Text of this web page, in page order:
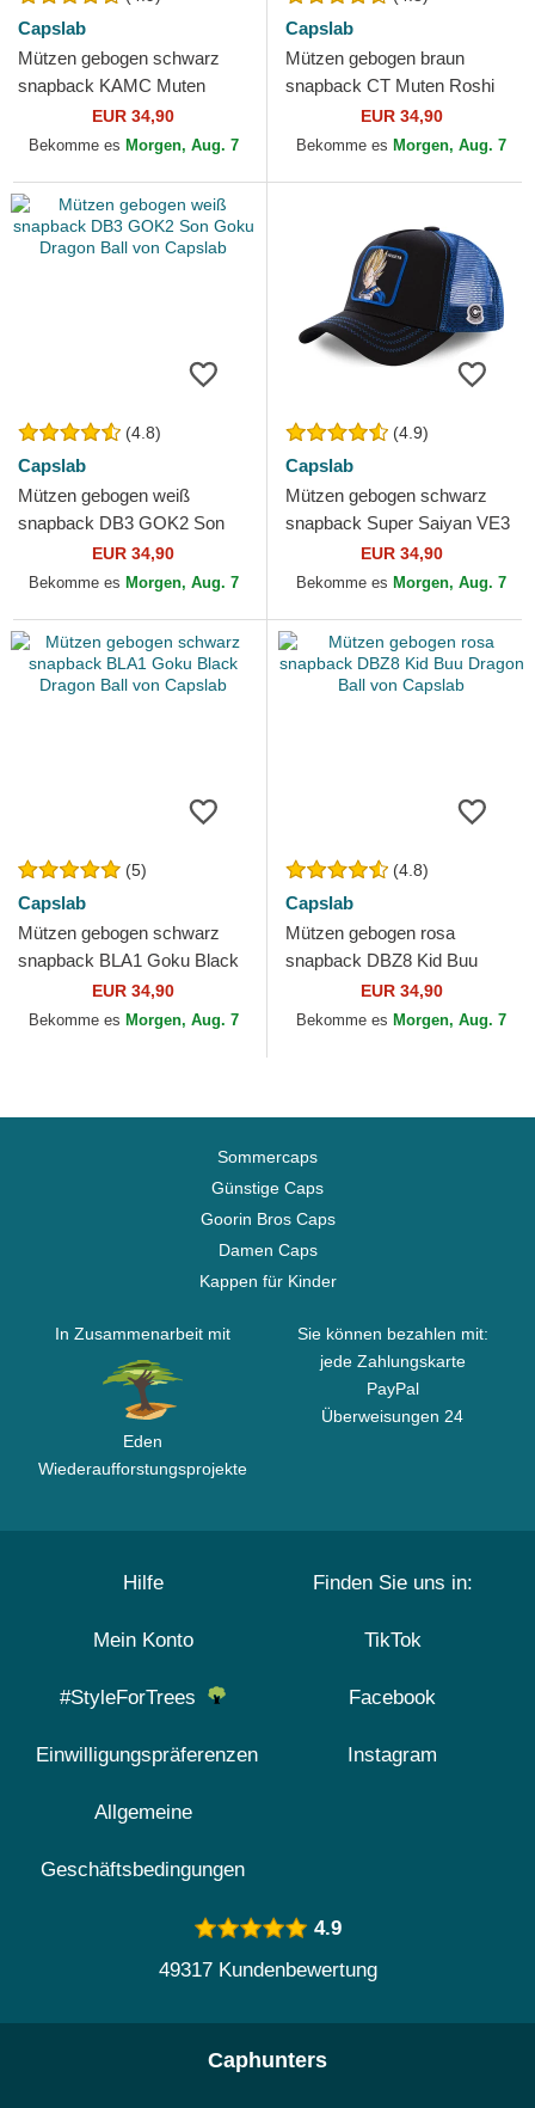
Capslab
Mützen gebogen schwarz
snapback KAMC Muten
Roshi Dragon Ball von
Capslab
EUR 34,90
Bekomme es Morgen, Aug. 7
Capslab
Mützen gebogen braun
snapback CT Muten Roshi
Dragon Ball von Capslab
EUR 34,90
Bekomme es Morgen, Aug. 7
(4.8)
Capslab
Mützen gebogen weiß
snapback DB3 GOK2 Son
Goku Dragon Ball von
Capslab
EUR 34,90
Bekomme es Morgen, Aug. 7
(4.9)
Capslab
Mützen gebogen schwarz
snapback Super Saiyan VE3
Vegeta Dragon Ball von
Capslab
EUR 34,90
Bekomme es Morgen, Aug. 7
(5)
Capslab
Mützen gebogen schwarz
snapback BLA1 Goku Black
Dragon Ball von Capslab
EUR 34,90
Bekomme es Morgen, Aug. 7
(4.8)
Capslab
Mützen gebogen rosa
snapback DBZ8 Kid Buu
Dragon Ball von Capslab
EUR 34,90
Bekomme es Morgen, Aug. 7
Sommercaps
Günstige Caps
Goorin Bros Caps
Damen Caps
Kappen für Kinder
In Zusammenarbeit mit
Eden
Wiederaufforstungsprojekte
Sie können bezahlen mit:
jede Zahlungskarte
PayPal
Überweisungen 24
Hilfe
Mein Konto
#StyleForTrees
Einwilligungspräferenzen
Allgemeine
Geschäftsbedingungen
Finden Sie uns in:
TikTok
Facebook
Instagram
4.9
49317 Kundenbewertung
Caphunters